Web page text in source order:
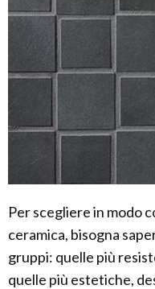
Per scegliere in modo
ceramica, bisogna
gruppi: quelle più
quelle più estetiche,